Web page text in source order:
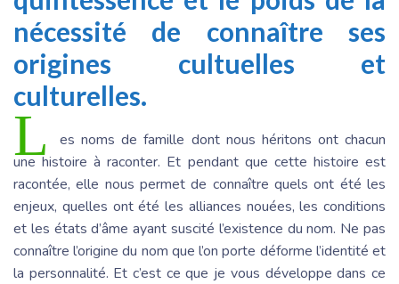
nécessité de connaître ses
origines cultuelles et
culturelles.
L
es noms de famille dont nous héritons ont chacun
une histoire à raconter. Et pendant que cette histoire est
racontée, elle nous permet de connaître quels ont été les
enjeux, quelles ont été les alliances nouées, les conditions
et les états d’âme ayant suscité l’existence du nom. Ne pas
connaître l’origine du nom que l’on porte déforme l’identité et
la personnalité. Et c’est ce que je vous développe dans ce